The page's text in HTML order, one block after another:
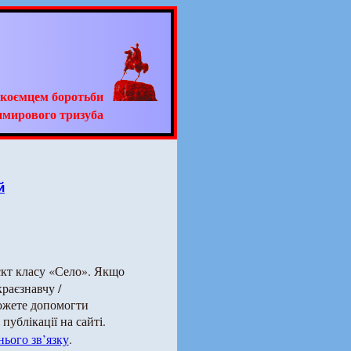
боротьби
тризуба
класу «Село». Якщо
/
допомогти
на сайті.
зв’язку.